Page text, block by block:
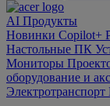
AI Продукты
Новинки Copilot+
Настольные ПК
Мониторы
оборудование и
Электротранспорт